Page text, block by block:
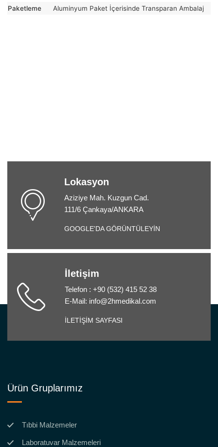
Paketleme
Aluminyum Paket İçerisinde Transparan Ambalaj
Lokasyon
Aziziye Mah. Kuzgun Cad.
111/6 Çankaya/ANKARA
GOOGLE'DA GÖRÜNTÜLEYİN
İletişim
Telefon : +90 (532) 415 52 38
E-Mail: info@2hmedikal.com
İLETİŞİM SAYFASI
Ürün Gruplarımız
Tıbbi Malzemeler
Laboratuvar Malzemeleri